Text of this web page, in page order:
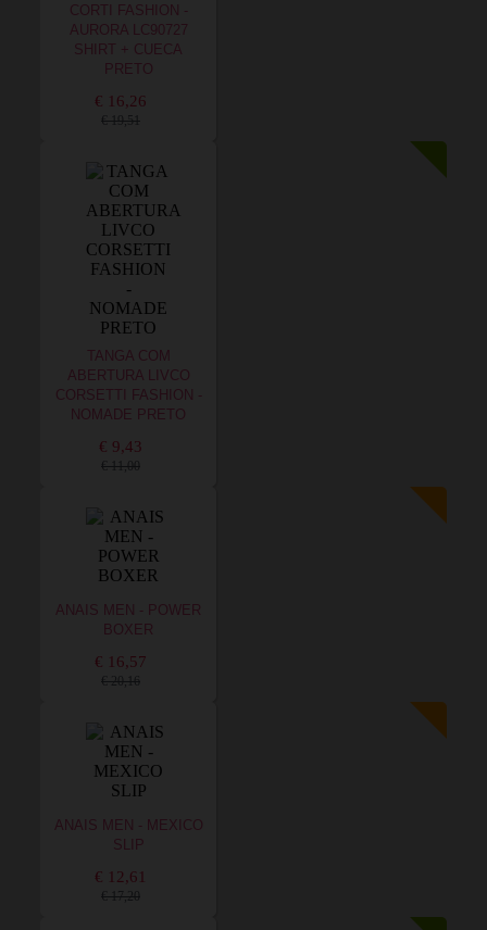
CORTI FASHION -
AURORA LC90727
SHIRT + CUECA
PRETO
€ 16,26
€ 19,51
TANGA COM
ABERTURA LIVCO
CORSETTI FASHION -
NOMADE PRETO
€ 9,43
€ 11,00
ANAIS MEN - POWER
BOXER
€ 16,57
€ 20,16
ANAIS MEN - MEXICO
SLIP
€ 12,61
€ 17,20